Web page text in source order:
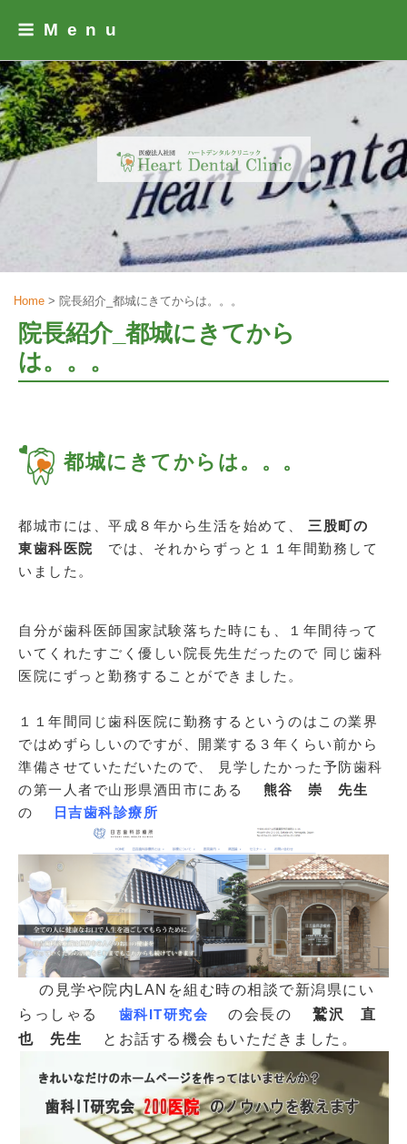
Menu
Home > 院長紹介_都城にきてからは。。。
院長紹介_都城にきてから
は。。。
都城にきてからは。。。
都城市には、平成８年から生活を始めて、 三股町の
東歯科医院 では、それからずっと１１年間勤務して
いました。
自分が歯科医師国家試験落ちた時にも、１年間待って
いてくれたすごく優しい院長先生だったので 同じ歯科
医院にずっと勤務することができました。
１１年間同じ歯科医院に勤務するというのはこの業界
ではめずらしいのですが、開業する３年くらい前から
準備させていただいたので、 見学したかった予防歯科
の第一人者で山形県酒田市にある 熊谷 崇 先生
の
日吉歯科診療所
の見学や院内LANを組む時の相談で新潟県にい
らっしゃる 歯科IT研究会 の会長の 鷲沢 直
也 先生
とお話する機会もいただきました。